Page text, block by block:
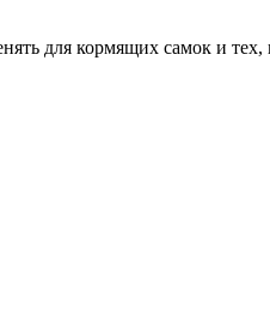
для кормящих самок и